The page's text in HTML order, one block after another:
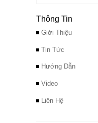
Thông Tin
Giới Thiệu
Tin Tức
Hướng Dẫn
Video
Liên Hệ